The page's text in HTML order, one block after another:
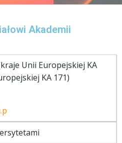
Akademii
Unii Europejskiej KA
KA 171)